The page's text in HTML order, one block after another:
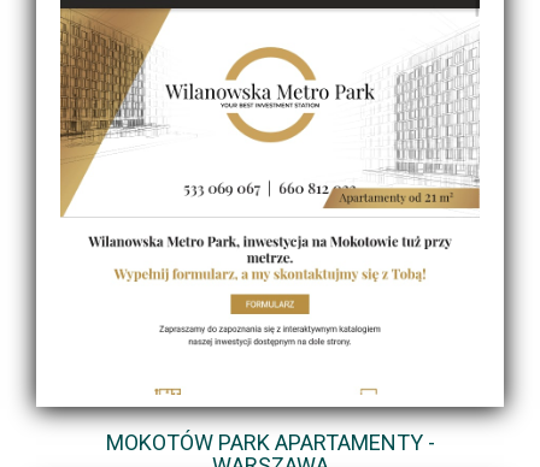
MOKOTÓW PARK APARTAMENTY -